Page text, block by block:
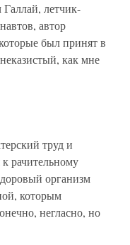
летчик-
автор
был принят в
как мне
труд и
рачительному
организм
которым
негласно, но